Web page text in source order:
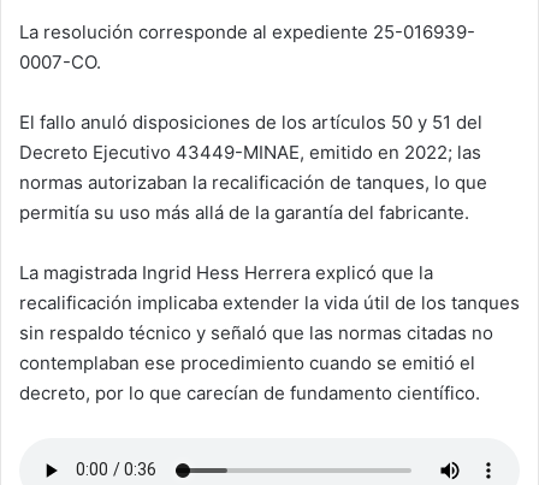
La resolución corresponde al expediente 25-016939-
0007-CO.
El fallo anuló disposiciones de los artículos 50 y 51 del
Decreto Ejecutivo 43449-MINAE, emitido en 2022; las
normas autorizaban la recalificación de tanques, lo que
permitía su uso más allá de la garantía del fabricante.
La magistrada Ingrid Hess Herrera explicó que la
recalificación implicaba extender la vida útil de los tanques
sin respaldo técnico y señaló que las normas citadas no
contemplaban ese procedimiento cuando se emitió el
decreto, por lo que carecían de fundamento científico.